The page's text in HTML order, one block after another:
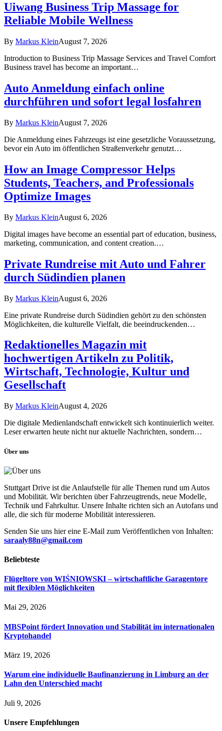
Uiwang Business Trip Massage for
Reliable Mobile Wellness
By Markus KleinAugust 7, 2026
Introduction to Business Trip Massage Services and Travel Comfort
Business travel has become an important…
Auto Anmeldung einfach online
durchführen und sofort legal losfahren
By Markus KleinAugust 7, 2026
Die Anmeldung eines Fahrzeugs ist eine gesetzliche Voraussetzung,
bevor ein Auto im öffentlichen Straßenverkehr genutzt…
How an Image Compressor Helps
Students, Teachers, and Professionals
Optimize Images
By Markus KleinAugust 6, 2026
Digital images have become an essential part of education, business,
marketing, communication, and content creation.…
Private Rundreise mit Auto und Fahrer
durch Südindien planen
By Markus KleinAugust 6, 2026
Eine private Rundreise durch Südindien gehört zu den schönsten
Möglichkeiten, die kulturelle Vielfalt, die beeindruckenden…
Redaktionelles Magazin mit
hochwertigen Artikeln zu Politik,
Wirtschaft, Technologie, Kultur und
Gesellschaft
By Markus KleinAugust 4, 2026
Die digitale Medienlandschaft entwickelt sich kontinuierlich weiter.
Leser erwarten heute nicht nur aktuelle Nachrichten, sondern…
Über uns
Stuttgart Drive ist die Anlaufstelle für alle Themen rund um Autos
und Mobilität. Wir berichten über Fahrzeugtrends, neue Modelle,
Technik und Fahrkultur. Unsere Inhalte richten sich an Autofans und
alle, die sich für moderne Mobilität interessieren.
Senden Sie uns hier eine E-Mail zum Veröffentlichen von Inhalten:
saraaly88n@gmail.com
Beliebteste
Flügeltore von WIŚNIOWSKI – wirtschaftliche Garagentore
mit flexiblen Möglichkeiten
Mai 29, 2026
MBSPoint fördert Innovation und Stabilität im internationalen
Kryptohandel
März 19, 2026
Warum eine individuelle Baufinanzierung in Limburg an der
Lahn den Unterschied macht
Juli 9, 2026
Unsere Empfehlungen